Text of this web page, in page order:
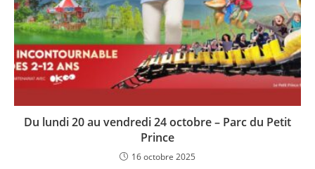
Du lundi 20 au vendredi 24 octobre – Parc du Petit
Prince
16 octobre 2025